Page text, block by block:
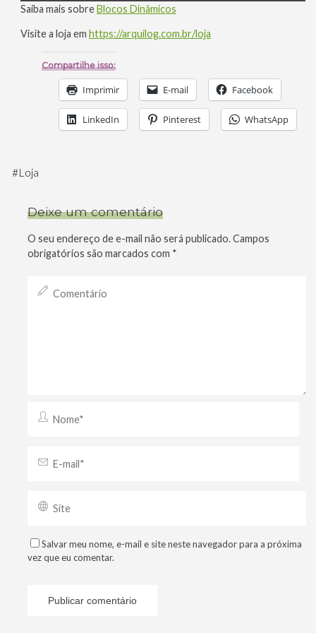
Saiba mais sobreBlocos Dinâmicos
Visite a loja emhttps://arquilog.com.br/loja
Compartilhe isso:
Imprimir E-mail Facebook
LinkedIn Pinterest WhatsApp
#Loja
Deixe um comentário
O seu endereço de e-mail não será publicado.Campos
obrigatórios são marcados com *
Salvar meu nome, e-mail e site neste navegador para a próxima
vez que eu comentar.